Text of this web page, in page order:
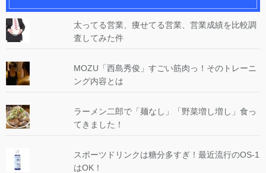
太ってる営業、痩せてる営業、営業成績を比較調
査してみた件
MOZU「西島秀俊」すごい筋肉っ！そのトレーニ
ング内容とは
ラーメン二郎で「麺なし」「野菜増し増し」食っ
てきました！
スポーツドリンクは糖分多すぎ！最近流行のOS-1
はOK！